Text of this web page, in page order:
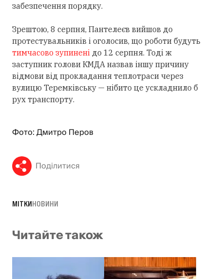
забезпечення порядку.
Зрештою, 8 серпня, Пантелеєв вийшов до
протестувальників і оголосив, що роботи будуть
тимчасово зупинені до 12 серпня. Тоді ж
заступник голови КМДА назвав іншу причину
відмови від прокладання теплотраси через
вулицю Теремківську — нібито це ускладнило б
рух транспорту.
Фото: Дмитро Перов
Поділитися
МІТКИНОВИНИ
Читайте також